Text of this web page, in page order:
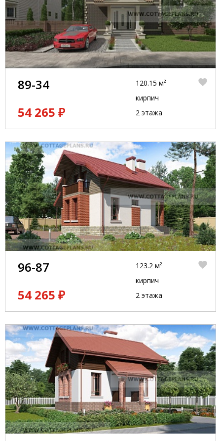
89-34
54 265 ₽
120.15 м²
кирпич
2 этажа
96-87
54 265 ₽
123.2 м²
кирпич
2 этажа